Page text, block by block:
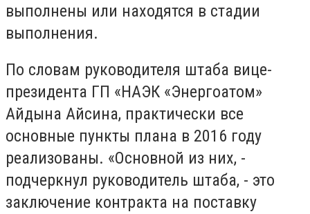
выполнены или находятся в стадии
выполнения.
По словам руководителя штаба вице-
президента ГП «НАЭК «Энергоатом»
Айдына Айсина, практически все
основные пункты плана в 2016 году
реализованы. «Основной из них, -
подчеркнул руководитель штаба, - это
заключение контракта на поставку